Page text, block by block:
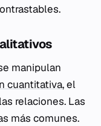
manipulan
cuantitativa, el
relaciones. Las
más comunes.